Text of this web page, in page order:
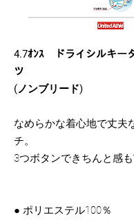
4.7ｵﾝｽ ドライシルキー
ツ
(ノンブリード)
なめらかな着心地で丈夫
チ。
3つボタンできちんと感も
● ポリエステル100％